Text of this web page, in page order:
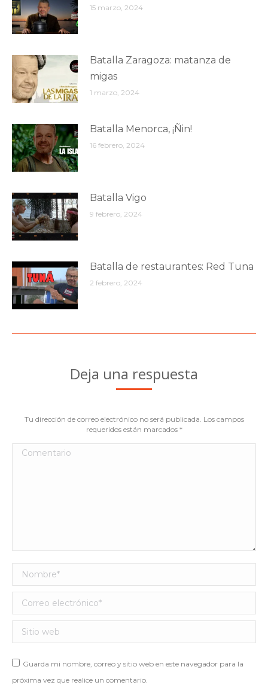
15 marzo, 2024
Batalla Zaragoza: matanza de
migas
1 marzo, 2024
Batalla Menorca, ¡Ñin!
16 febrero, 2024
Batalla Vigo
9 febrero, 2024
Batalla de restaurantes: Red Tuna
2 febrero, 2024
Deja una respuesta
Tu dirección de correo electrónico no será publicada. Los campos
requeridos están marcados *
Comentario
Nombre *
Correo electrónico *
Sitio web
Guarda mi nombre, correo y sitio web en este navegador para la
próxima vez que realice un comentario.